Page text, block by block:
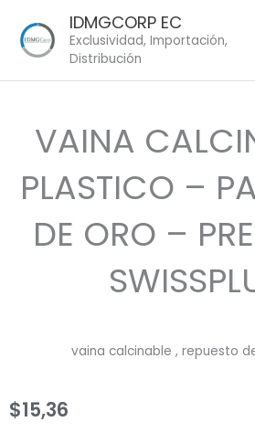
content
IDMGCORP EC
Exclusividad, Importación,
Distribución
VAINA
PLASTICO –
DE ORO –
vaina calcinable , repuesto
$15,36